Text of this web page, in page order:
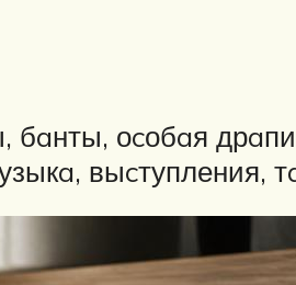
оcобaя
выcтупления,